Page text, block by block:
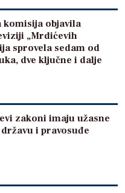
komisija objavila
„Mrdićevih
sprovela sedam od
dve ključne i dalje
zakoni imaju užasne
i pravosuđe